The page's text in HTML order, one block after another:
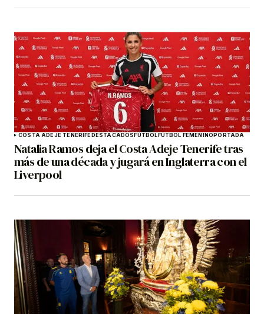
COSTA ADEJE TENERIFE DESTACADOS FÚTBOL FÚTBOL FEMENINO PORTADA
Natalia Ramos deja el Costa Adeje Tenerife tras
más de una década y jugará en Inglaterra con el
Liverpool